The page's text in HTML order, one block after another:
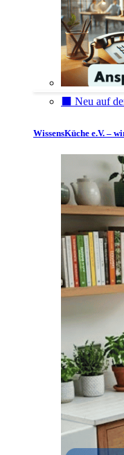
⬛️ Neu auf
WissensKüche e.V. –